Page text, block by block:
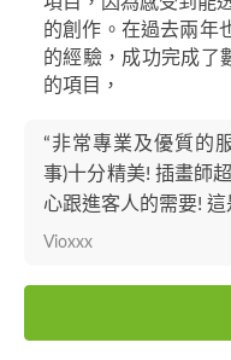
的創作。在過去兩年
的經驗，成功完成了
的項目，
“非常專業及優質的
事)十分精美! 插畫師
心跟進客人的需要!
Vioxxx